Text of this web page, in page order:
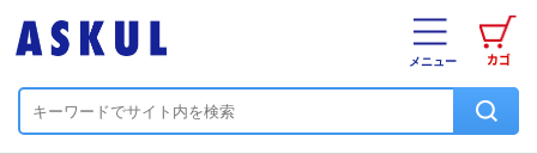
カゴ
メニュー